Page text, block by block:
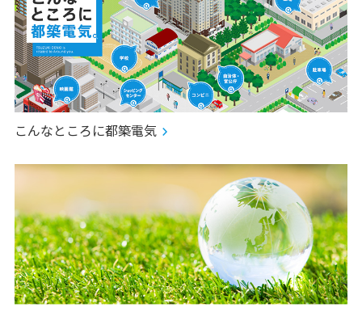
こんなところに都築電気